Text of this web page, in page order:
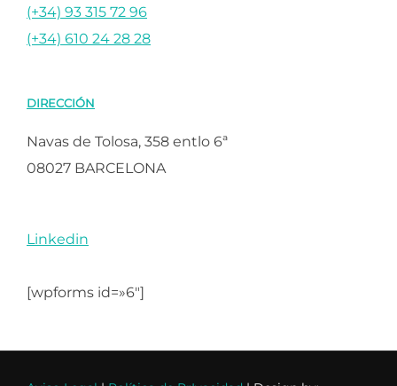
(+34) 93 315 72 96
(+34) 610 24 28 28
DIRECCIÓN
Navas de Tolosa, 358 entlo 6ª
08027 BARCELONA
Linkedin
[wpforms id=»6″]